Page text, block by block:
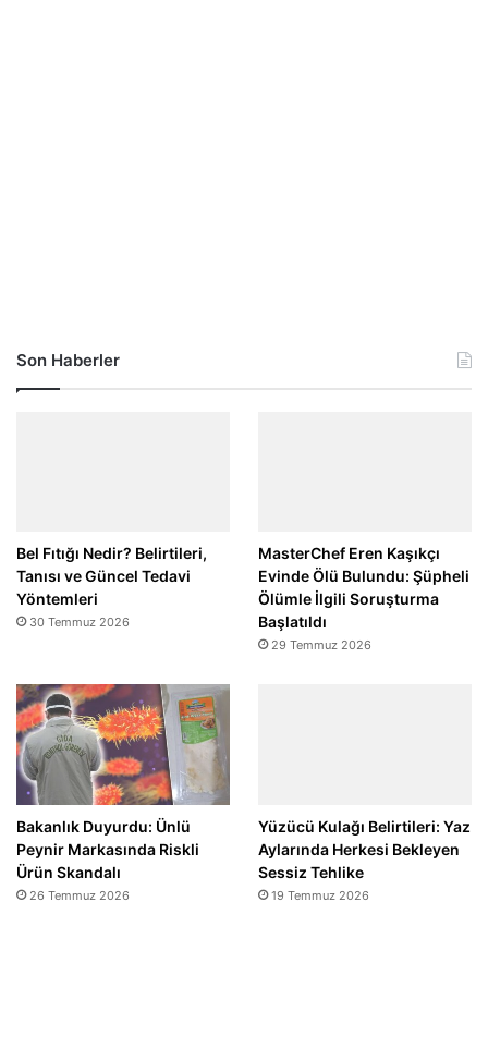
Son Haberler
Bel Fıtığı Nedir? Belirtileri,
Tanısı ve Güncel Tedavi
Yöntemleri
30 Temmuz 2026
MasterChef Eren Kaşıkçı
Evinde Ölü Bulundu: Şüpheli
Ölümle İlgili Soruşturma
Başlatıldı
29 Temmuz 2026
Bakanlık Duyurdu: Ünlü
Peynir Markasında Riskli
Ürün Skandalı
26 Temmuz 2026
Yüzücü Kulağı Belirtileri: Yaz
Aylarında Herkesi Bekleyen
Sessiz Tehlike
19 Temmuz 2026